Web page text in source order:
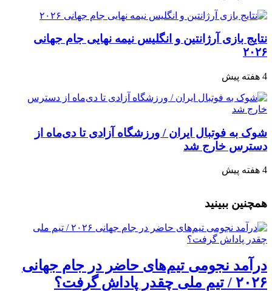
نتایج بازی آرژانتین و انگلیس نیمه نهایی جام جهانی
۲۰۲۶
4 هفته پیش
شوک به فوتبال ایران / ورزشگاه آزادی تا دی‌ماه از
دسترس خارج شد
4 هفته پیش
همچنین ببینید
درآمد نجومی تیم‌های حاضر در جام جهانی
۲۰۲۶ / تیم ملی چقدر پاداش گرفت؟